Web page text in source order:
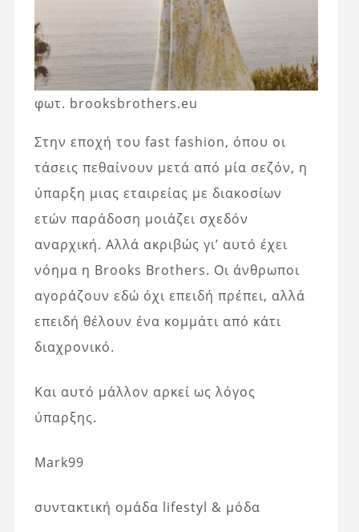
φωτ. brooksbrothers.eu
Στην εποχή του fast fashion, όπου οι
τάσεις πεθαίνουν μετά από μία σεζόν, η
ύπαρξη μιας εταιρείας με διακοσίων
ετών παράδοση μοιάζει σχεδόν
αναρχική. Αλλά ακριβώς γι’ αυτό έχει
νόημα η Brooks Brothers. Οι άνθρωποι
αγοράζουν εδώ όχι επειδή πρέπει, αλλά
επειδή θέλουν ένα κομμάτι από κάτι
διαχρονικό.
Και αυτό μάλλον αρκεί ως λόγος
ύπαρξης.
Mark99
συντακτική ομάδα lifestyl & μόδα